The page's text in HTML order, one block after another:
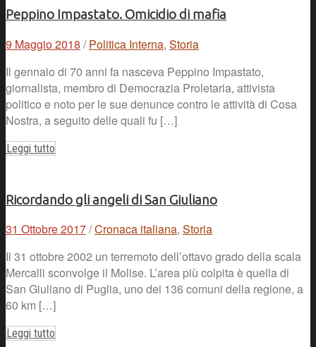
Peppino Impastato. Omicidio di mafia
9 Maggio 2018 / Politica Interna, Storia
Il gennaio di 70 anni fa nasceva Peppino Impastato,
giornalista, membro di Democrazia Proletaria, attivista
politico e noto per le sue denunce contro le attività di Cosa
Nostra, a seguito delle quali fu […]
Leggi tutto
Ricordando gli angeli di San Giuliano
31 Ottobre 2017/Cronaca italiana, Storia
Il 31 ottobre 2002 un terremoto dell’ottavo grado della scala
Mercalli sconvolge il Molise. L’area più colpita è quella di
San Giuliano di Puglia, uno dei 136 comuni della regione, a
60 km […]
Leggi tutto